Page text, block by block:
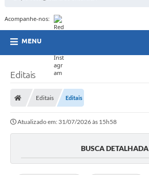
Acompanhe-nos:
MENU
Editais
Editais Editais
Atualizado em: 31/07/2026 às 15h58
BUSCA DETALHADA